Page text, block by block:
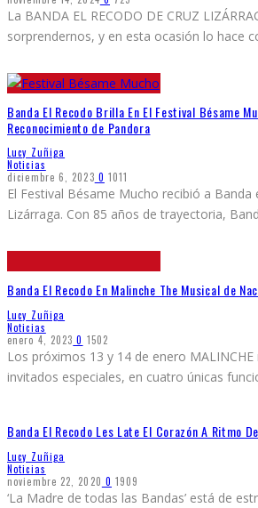
La BANDA EL RECODO DE CRUZ
sorprendernos, y en esta ocasión lo hace
Banda El Recodo Brilla En El Festival Bésame
Reconocimiento de Pandora
Lucy Zuñiga
Noticias
diciembre 6, 2023 0 1011
El Festival Bésame Mucho recibió a Banda
Lizárraga. Con 85 años de trayectoria,
Banda El Recodo En Malinche The Musical de
Lucy Zuñiga
Noticias
enero 4, 2023 0 1502
Los próximos 13 y 14 de enero
invitados especiales, en cuatro únicas
Banda El Recodo Les Late El Corazón A Ritmo
Lucy Zuñiga
Noticias
noviembre 22, 2020 0 1909
‘La Madre de todas las Bandas’ está de